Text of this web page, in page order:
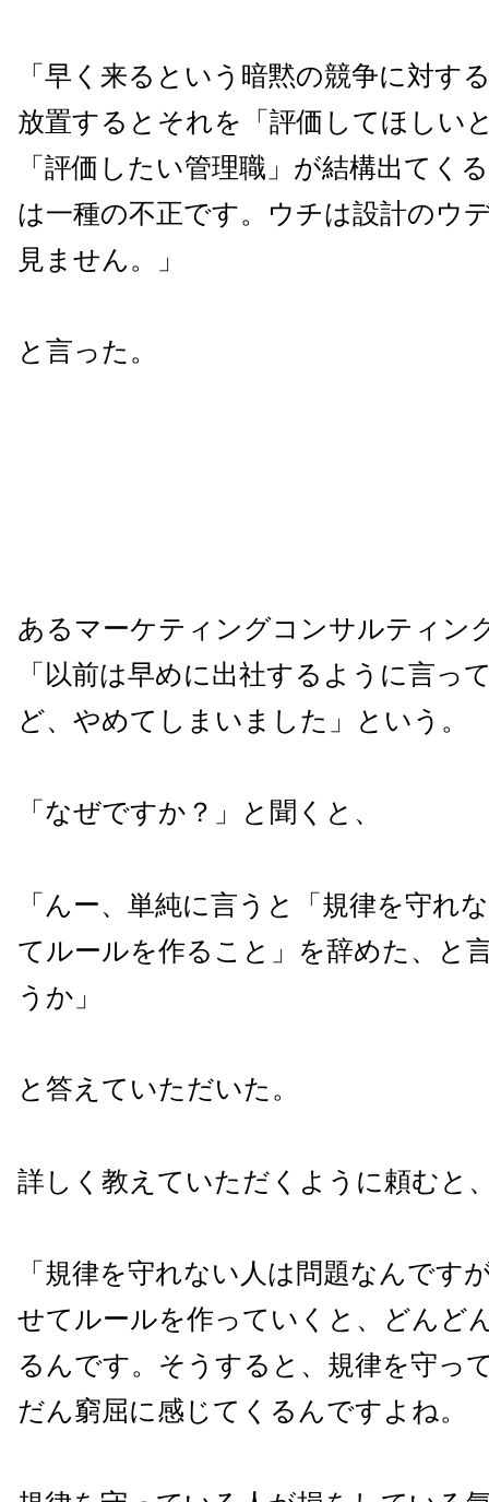
「早く来るという暗黙の競争に対す
放置するとそれを「評価してほしい
「評価したい管理職」が結構出てく
は一種の不正です。ウチは設計のウ
見ません。」
と言った。
あるマーケティングコンサルティン
「以前は早めに出社するように言っ
ど、やめてしまいました」という。
「なぜですか？」と聞くと、
「んー、単純に言うと「規律を守れ
てルールを作ること」を辞めた、と
うか」
と答えていただいた。
詳しく教えていただくように頼むと
「規律を守れない人は問題なんです
せてルールを作っていくと、どんど
るんです。そうすると、規律を守っ
だん窮屈に感じてくるんですよね。